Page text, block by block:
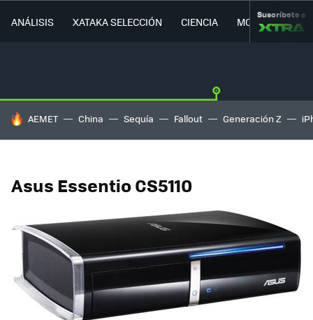
ANÁLISIS XATAKA SELECCIÓN CIENCIA MOVILIDAD
Suscríbete a
HOY SE HABLA DE
AEMET China Sequía Fallout Generación Z
Asus Essentio CS5110